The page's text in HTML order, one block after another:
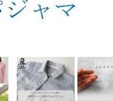
- New Arrival -
スリーパー